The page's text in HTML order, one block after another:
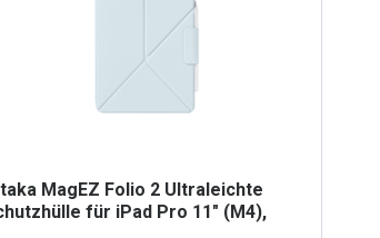
MagEZ Folio 2 Ultraleichte
für iPad Pro 11" (M4),